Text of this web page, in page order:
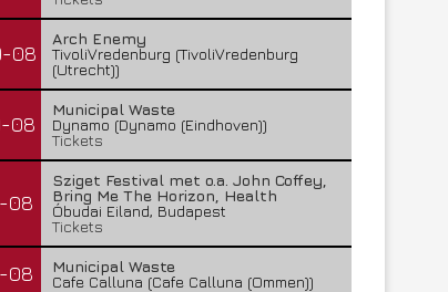
08
Arch Enemy
TivoliVredenburg (TivoliVredenburg
(Utrecht))
08
Municipal Waste
Dynamo (Dynamo (Eindhoven))
Tickets
08
Sziget Festival met o.a. John Coffey,
Bring Me The Horizon, Health
Óbudai Eiland, Budapest
Tickets
08
Municipal Waste
Cafe Calluna (Cafe Calluna (Ommen))